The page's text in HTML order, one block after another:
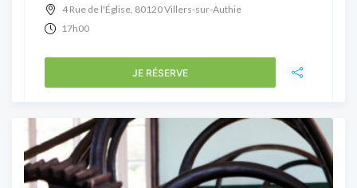
4 Rue de l'Église, 80120 Villers-sur-Authie
17h00
JE RÉSERVE